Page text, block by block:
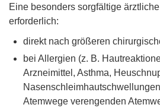
Eine besonders sorgfältige
erforderlich:
direkt nach größeren
bei Allergien (z. B.
Arzneimittel, Asthma,
Atemwege verengenden